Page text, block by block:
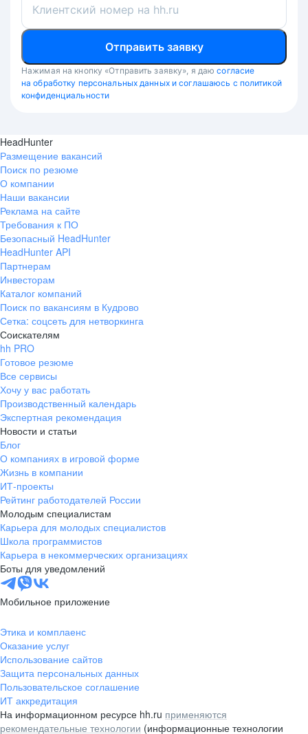
Клиентский номер на hh.ru
Отправить заявку
Нажимая на кнопку «Отправить заявку», я даю согласие
на обработку персональных данных и соглашаюсь с политикой
конфиденциальности
HeadHunter
Размещение вакансий
Поиск по резюме
О компании
Наши вакансии
Реклама на сайте
Требования к ПО
Безопасный HeadHunter
HeadHunter API
Партнерам
Инвесторам
Каталог компаний
Поиск по вакансиям в Кудрово
Сетка: соцсеть для нетворкинга
Соискателям
hh PRO
Готовое резюме
Все сервисы
Хочу у вас работать
Производственный календарь
Экспертная рекомендация
Новости и статьи
Блог
О компаниях в игровой форме
Жизнь в компании
ИТ-проекты
Рейтинг работодателей России
Молодым специалистам
Карьера для молодых специалистов
Школа программистов
Карьера в некоммерческих организациях
Боты для уведомлений
Мобильное приложение
Этика и комплаенс
Оказание услуг
Использование сайтов
Защита персональных данных
Пользовательское соглашение
ИТ аккредитация
На информационном ресурсе hh.ru применяются
рекомендательные технологии (информационные технологии